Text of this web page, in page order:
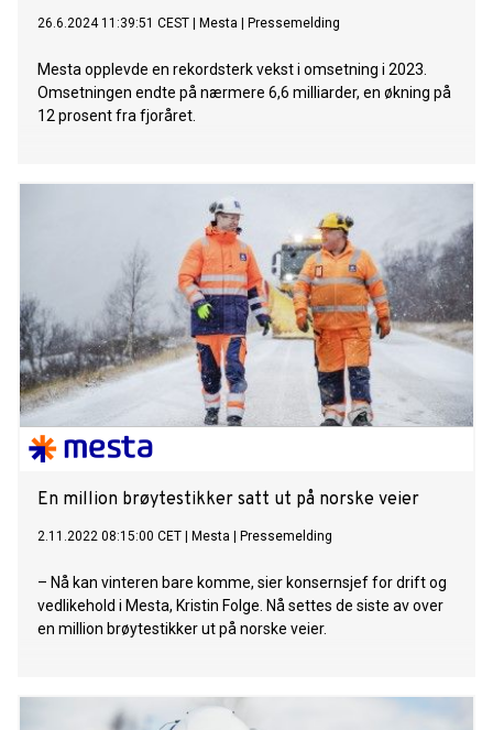
26.6.2024 11:39:51 CEST Mesta Pressemelding
Mesta opplevde en rekordsterk vekst i omsetning i 2023.
Omsetningen endte på nærmere 6,6 milliarder, en økning på
12 prosent fra fjoråret.
En million brøytestikker satt ut på norske veier
2.11.2022 08:15:00 CET Mesta Pressemelding
– Nå kan vinteren bare komme, sier konsernsjef for drift og
vedlikehold i Mesta, Kristin Folge. Nå settes de siste av over
en million brøytestikker ut på norske veier.